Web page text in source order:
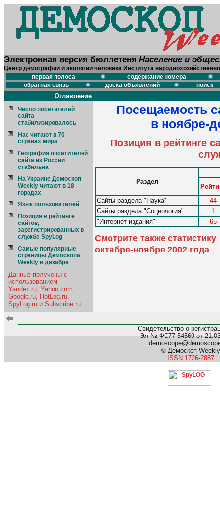
Электронная версия бюллетеня Население и
Центр демографии и экологии человека Института
первая полоса
содержание номера
обратная связь
доска объявлений поиск
Оглавление
Число посетителей
сайта
стабилизировалось
Нас читают в 70
странах мира
География посетителей
сайта из России
стабильна
На Украине Демоскоп
Weekly читают в 18
городах
Язык пользователей
Позиция в рейтинге
сайтов,
зарегистрированных в
службе SpyLog
Самые популярные
страницы Демоскопа
Weekly в декабре
Данные получены с
использованием
Yandex.ru, Yahoo.com,
Google.ru, HotLog.ru,
SpyLog.ru и Subscribe.ru.
Посещаемость
в ноябре-
Позиция в рейтинге
Раздел
Сайты раздела "Наука"
44
Сайты раздела "Социология"
1
"Интернет-издания"
65
Смотрите также
октябре-ноябре 2002 года.
Свидетельство о
Эл № ФС77-54569 от
© Демоскоп Weekly
ISSN 1726-2887